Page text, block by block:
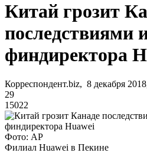
Китай грозит
последствиями
финдиректора
Корреспондент.biz, 8 декабря
29
15022
Фото: AP
Филиал Huawei в Пекине